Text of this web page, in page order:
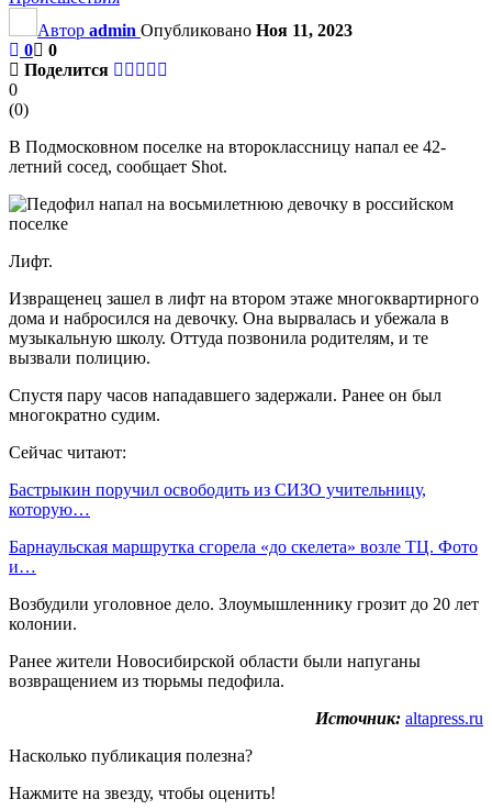
Автор admin Опубликовано Ноя 11, 2023
0
0
Поделится
0
(0)
В Подмосковном поселке на второклассницу напал ее 42-
летний сосед, сообщает Shot.
Лифт.
Извращенец зашел в лифт на втором этаже многоквартирного
дома и набросился на девочку. Она вырвалась и убежала в
музыкальную школу. Оттуда позвонила родителям, и те
вызвали полицию.
Спустя пару часов нападавшего задержали. Ранее он был
многократно судим.
Сейчас читают:
Бастрыкин поручил освободить из СИЗО учительницу,
которую…
Барнаульская маршрутка сгорела «до скелета» возле ТЦ. Фото
и…
Возбудили уголовное дело. Злоумышленнику грозит до 20 лет
колонии.
Ранее жители Новосибирской области были напуганы
возвращением из тюрьмы педофила.
Источник: altapress.ru
Насколько публикация полезна?
Нажмите на звезду, чтобы оценить!